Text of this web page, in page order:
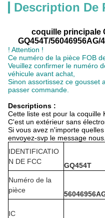
Description De
coquille principale
GQ454T/
! Attention !
Ce numéro de la pièce FOB
Veuillez confirmer le numéro
véhicule avant achat,
Sinon assortissez ce gousset
passer commande.
Descriptions :
Cette liste est pour la coquille
C'est un extérieur sans
Si vous avez n'importe
envoyez-svp le message nous.
IDENTIFICATIO
N DE FCC
GQ454T
Numéro de la
pièce
IC